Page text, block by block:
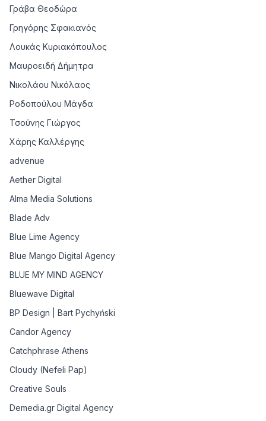
Γράβα Θεοδώρα
Γρηγόρης Σφακιανός
Λουκάς Κυριακόπουλος
Μαυροειδή Δήμητρα
Νικολάου Νικόλαος
Ροδοπούλου Μάγδα
Τσούνης Γιώργος
Χάρης Καλλέργης
advenue
Aether Digital
Alma Media Solutions
Blade Adv
Blue Lime Agency
Blue Mango Digital Agency
BLUE MY MIND AGENCY
Bluewave Digital
BP Design | Bart Pychyński
Candor Agency
Catchphrase Athens
Cloudy (Nefeli Pap)
Creative Souls
Demedia.gr Digital Agency